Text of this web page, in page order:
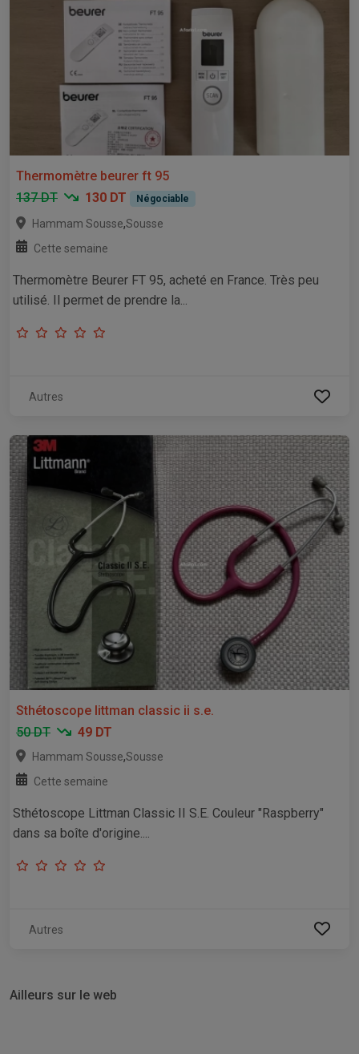
Thermomètre beurer ft 95
137 DT
130 DT Négociable
Hammam Sousse,Sousse
Cette semaine
Thermomètre Beurer FT 95, acheté en France. Très peu
utilisé. Il permet de prendre la...
Autres
Sthétoscope littman classic ii s.e.
50 DT
49 DT
Hammam Sousse,Sousse
Cette semaine
Sthétoscope Littman Classic II S.E. Couleur "Raspberry"
dans sa boîte d'origine....
Autres
Ailleurs sur le web